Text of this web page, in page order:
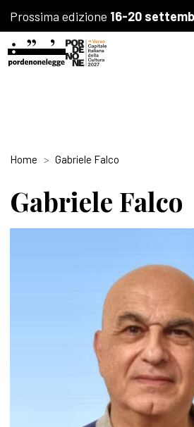
Prossima edizione 16-20
Home Gabriele Falco
Gabriele Falco